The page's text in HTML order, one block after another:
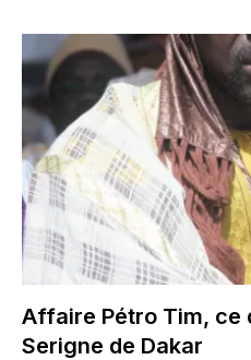
Affaire Pétro Tim, ce
Serigne de Dakar